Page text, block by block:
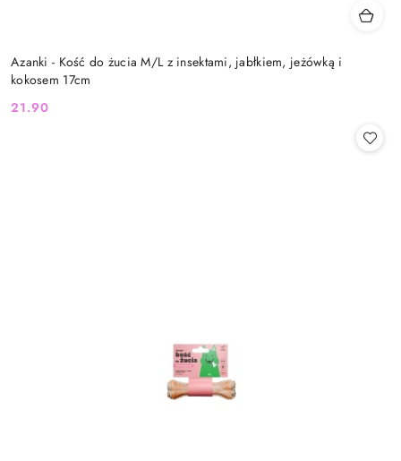
Azanki - Kość do żucia M/L z insektami, jabłkiem, jeżówką i
kokosem 17cm
Cena:
21.90